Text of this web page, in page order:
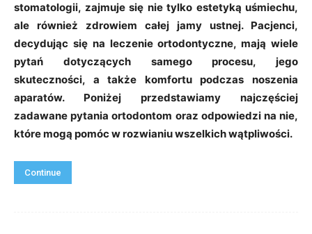
stomatologii, zajmuje się nie tylko estetyką uśmiechu,
ale również zdrowiem całej jamy ustnej. Pacjenci,
decydując się na leczenie ortodontyczne, mają wiele
pytań dotyczących samego procesu, jego
skuteczności, a także komfortu podczas noszenia
aparatów. Poniżej przedstawiamy najczęściej
zadawane pytania ortodontom oraz odpowiedzi na nie,
które mogą pomóc w rozwianiu wszelkich wątpliwości.
Continue